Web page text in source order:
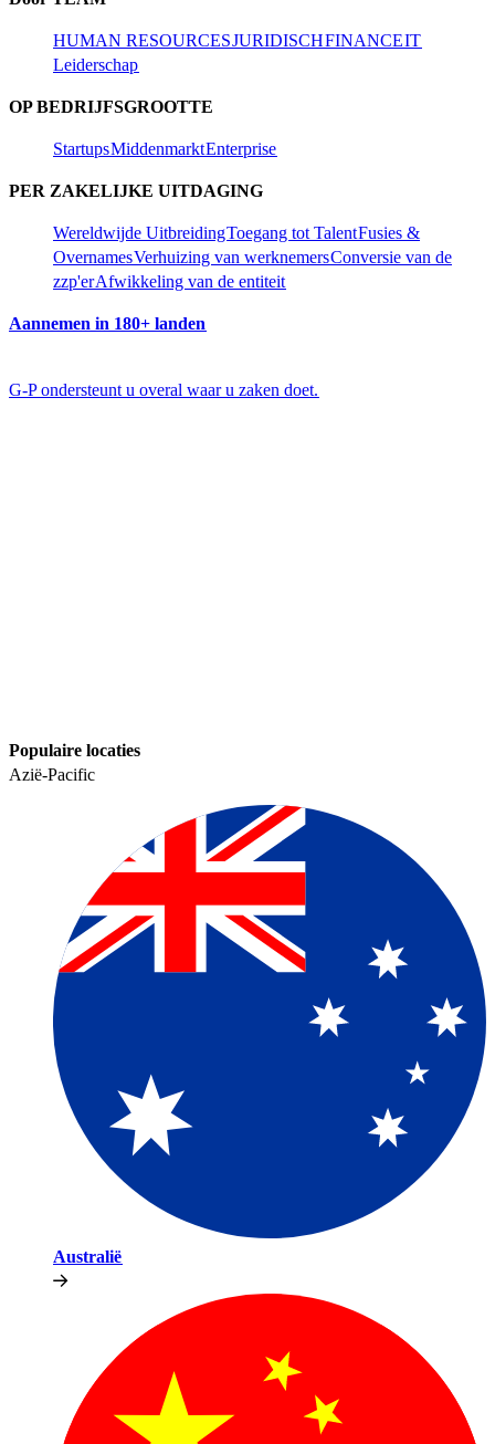
HUMAN RESOURCES​​JURIDISCH​​FINANCE​​IT​​
Leiderschap​​
OP BEDRIJFSGROOTTE​​
Startups​​Middenmarkt​​Enterprise​​
PER ZAKELIJKE UITDAGING​​
Wereldwijde Uitbreiding​​Toegang tot Talent​​Fusies &
Overnames​​Verhuizing van werknemers​​Conversie van de
zzp'er​​Afwikkeling van de entiteit​​
Aannemen in 180+ landen​​
G-P ondersteunt u overal waar u zaken doet.​​
Populaire locaties​​
Azië-Pacific​​
Australië​​